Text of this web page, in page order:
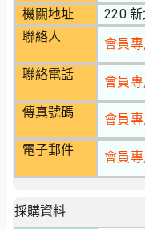
機關地址
220
聯絡人
會員專
聯絡電話 會員專
傳真號碼 會員專
電子郵件 會員專
採購資料